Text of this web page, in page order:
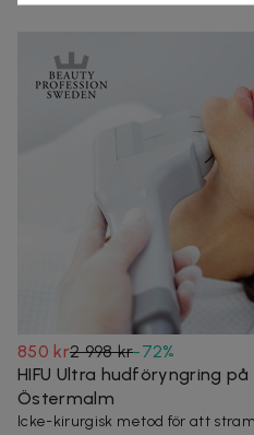
850 kr2 998 kr-72%
HIFU Ultra hudföryngring
Östermalm
Icke-kirurgisk metod för att